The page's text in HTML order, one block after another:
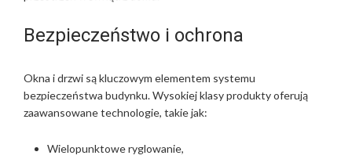
Bezpieczeństwo i ochrona
Okna i drzwi są kluczowym elementem systemu
bezpieczeństwa budynku. Wysokiej klasy produkty oferują
zaawansowane technologie, takie jak:
Wielopunktowe ryglowanie,